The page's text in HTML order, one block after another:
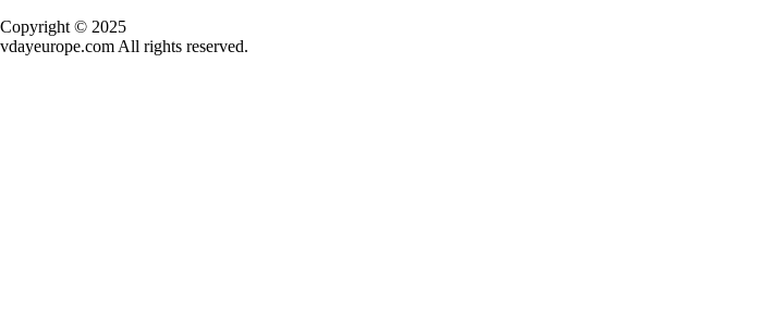
Copyright © 2025
vdayeurope.com All rights reserved.